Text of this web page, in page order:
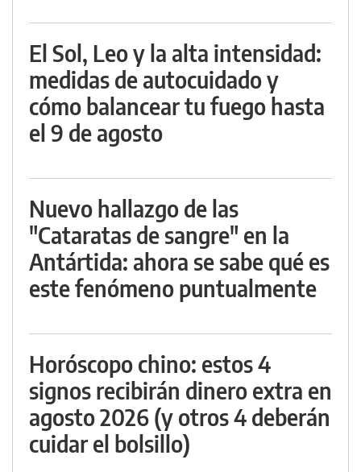
El Sol, Leo y la alta intensidad:
medidas de autocuidado y
cómo balancear tu fuego hasta
el 9 de agosto
Nuevo hallazgo de las
"Cataratas de sangre" en la
Antártida: ahora se sabe qué es
este fenómeno puntualmente
Horóscopo chino: estos 4
signos recibirán dinero extra en
agosto 2026 (y otros 4 deberán
cuidar el bolsillo)